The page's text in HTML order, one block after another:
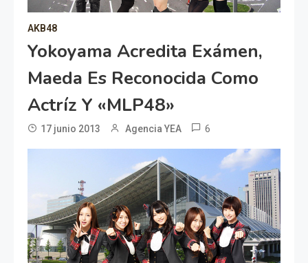
AKB48
Yokoyama Acredita Exámen,
Maeda Es Reconocida Como
Actríz Y «MLP48»
17 junio 2013 Agencia YEA 6